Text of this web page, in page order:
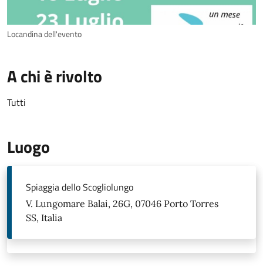
Locandina dell'evento
A chi è rivolto
Tutti
Luogo
Spiaggia dello Scogliolungo
V. Lungomare Balai, 26G, 07046 Porto Torres
SS, Italia